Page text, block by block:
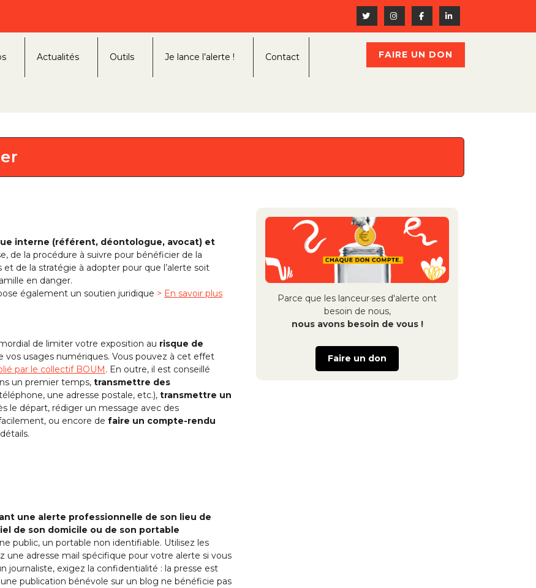
Actualités Outils Je lance l’alerte ! Contact FAIRE UN DON
interne (référent, déontologue, avocat) et
de la procédure à suivre pour bénéficier de la
de la stratégie à adopter pour que l’alerte soit
en danger.
également un soutien juridique > En savoir plus
de limiter votre exposition au risque de
vos usages numériques. Vous pouvez à cet effet
par le collectif BOUM. En outre, il est conseillé
un premier temps, transmettre des
une adresse postale, etc.), transmettre un
le départ, rédiger un message avec des
ou encore de faire un compte-rendu
une alerte professionnelle de son lieu de
de son domicile ou de son portable
public, un portable non identifiable. Utilisez les
une adresse mail spécifique pour votre alerte si vous
exigez la confidentialité : la presse est
une publication bénévole sur un blog ne bénéficie pas
Parce que les lanceur·ses d'alerte ont
besoin de nous,
nous avons besoin de vous !
Faire un don